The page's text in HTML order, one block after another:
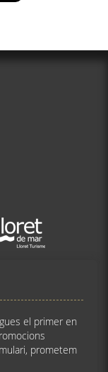
el primer en
prometem